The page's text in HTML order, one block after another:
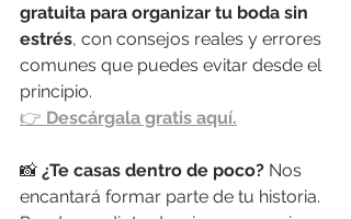
gratuita para organizar tu boda sin
estrés, con consejos reales y errores
comunes que puedes evitar desde el
principio.
👉 Descárgala gratis aquí.
📸 ¿Te casas dentro de poco? Nos
encantará formar parte de tu historia.